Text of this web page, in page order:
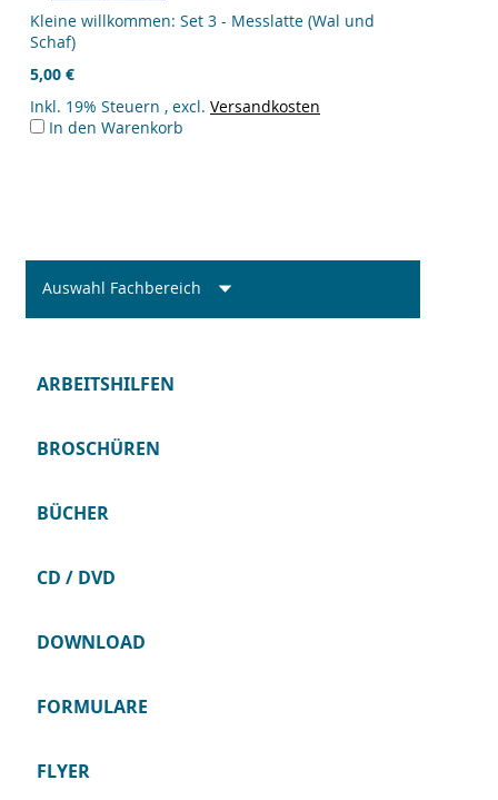
Kleine willkommen: Set 3 - Messlatte (Wal und
Schaf)
5,00 €
Inkl. 19% Steuern , excl. Versandkosten
In den Warenkorb
Auswahl Fachbereich
ARBEITSHILFEN
BROSCHÜREN
BÜCHER
CD / DVD
DOWNLOAD
FORMULARE
FLYER